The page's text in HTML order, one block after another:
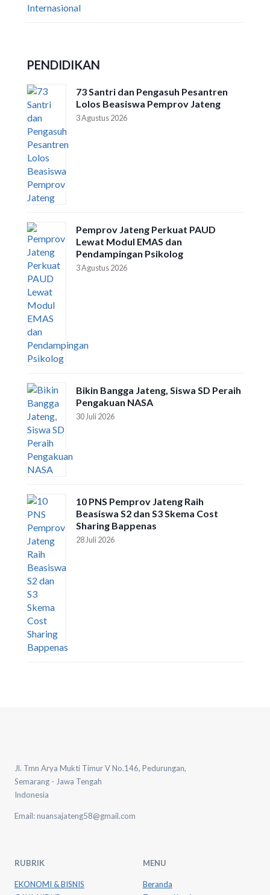
PENDIDIKAN
73 Santri dan Pengasuh Pesantren
Lolos Beasiswa Pemprov Jateng
3 Agustus 2026
Pemprov Jateng Perkuat PAUD
Lewat Modul EMAS dan
Pendampingan Psikolog
3 Agustus 2026
Bikin Bangga Jateng, Siswa SD Peraih
Pengakuan NASA
30 Juli 2026
10 PNS Pemprov Jateng Raih
Beasiswa S2 dan S3 Skema Cost
Sharing Bappenas
28 Juli 2026
Jl. Tmn Arya Mukti Timur V No.146, Pedurungan,
Semarang - Jawa Tengah
Indonesia
Email: nuansajateng58@gmail.com
RUBRIK
EKONOMI & BISNIS
MENU
Beranda